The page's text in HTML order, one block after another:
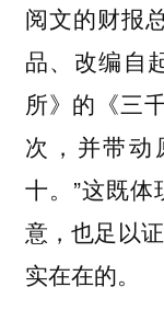
阅文的财报
品、改编自
所》的《三
次，并带动
十。”这既
意，也足以
实在在的。